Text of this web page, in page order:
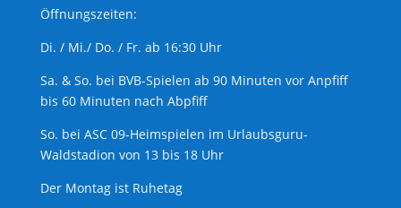
Öffnungszeiten:
Di. / Mi./ Do. / Fr. ab 16:30 Uhr
Sa. & So. bei BVB-Spielen ab 90 Minuten vor Anpfiff
bis 60 Minuten nach Abpfiff
So. bei ASC 09-Heimspielen im Urlaubsguru-
Waldstadion von 13 bis 18 Uhr
Der Montag ist Ruhetag